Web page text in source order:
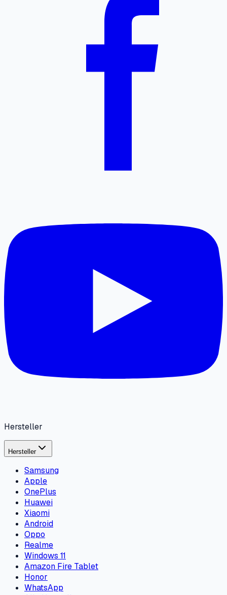
Hersteller
Hersteller
Samsung
Apple
OnePlus
Huawei
Xiaomi
Android
Oppo
Realme
Windows 11
Amazon Fire Tablet
Honor
WhatsApp